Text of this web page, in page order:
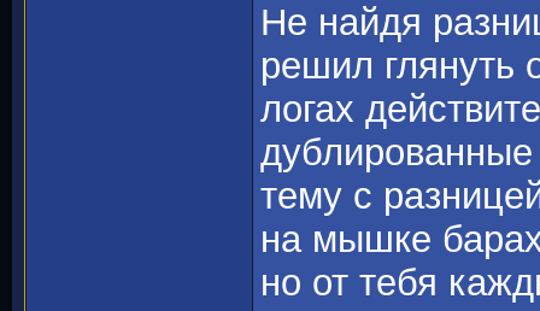
Не найдя
решил глянуть
логах
тему с
на мышке
но от тебя